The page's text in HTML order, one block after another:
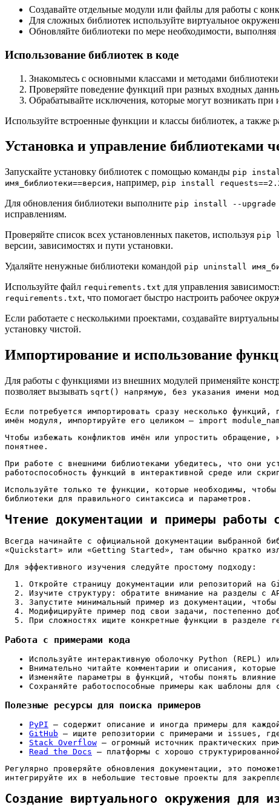
Создавайте отдельные модули или файлы для работы с
Для сложных библиотек используйте виртуальное
Обновляйте библиотеки по мере необходимости, выполняя
Использование библиотек в коде
Знакомьтесь с основными классами и методами
Проверяйте поведение функций при разных входных
Обрабатывайте исключения, которые могут возникать
Используйте встроенные функции и классы библиотек, а также
Установка и управление библиотеками
Запускайте установку библиотек с помощью команды pip install
имя_библиотеки==версия, например, pip install
Для обновления библиотеки выполните pip install --upgrade
исправлениям.
Проверяйте список всех установленных пакетов, используя pip
версии, зависимостях и пути установки.
Удаляйте ненужные библиотеки командой pip uninstall
Используйте файл requirements.txt для управления
requirements.txt, что помогает быстро настроить рабочее
Если работаете с несколькими проектами, создавайте
установку чистой.
Импортирование и использование
Для работы с функциями из внешних модулей применяйте
позволяет вызывать sqrt() напрямую, без указания имени
Если потребуется импортировать сразу несколько
имён модуля, импортируйте его целиком – import
Чтобы избежать конфликтов имён или упростить обращение,
понятнее.
При работе с внешними библиотеками убедитесь, что они
работоспособность функций в интерактивной среде или
Используйте только те функции, которые необходимы,
библиотеки для правильного синтаксиса и параметров.
Чтение документации и примеры работы
Всегда начинайте с официальной документации выбранной
«Quickstart» или «Getting Started», там обычно кратко
Для эффективного изучения следуйте простому подходу:
Откройте страницу документации или репозиторий на
Изучите структуру: обратите внимание на разделы с
Запустите минимальный пример из документации,
Модифицируйте пример под свои задачи, постепенно
При сложностях ищите конкретные функции в разделе
Работа с примерами кода
Используйте интерактивную оболочку Python (REPL)
Внимательно читайте комментарии и описания,
Изменяйте параметры в функций, чтобы понять
Сохраняйте работоспособные примеры как шаблоны
Полезные ресурсы для поиска примеров
PyPI – содержит описание и иногда примеры для
GitHub – ищите репозитории с примерами и issues,
Stack Overflow – огромный источник практических
Read the Docs – платформы с хорошо
Регулярно проверяйте обновления документации, это
интегрируйте их в небольшие тестовые проекты для
Создание виртуального окружения для